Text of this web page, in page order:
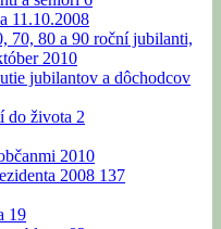
11.10.2008
70, 80 a 90 roční jubilanti,
2010
jubilantov a dôchodcov
do života 2
2010
2008 137
19